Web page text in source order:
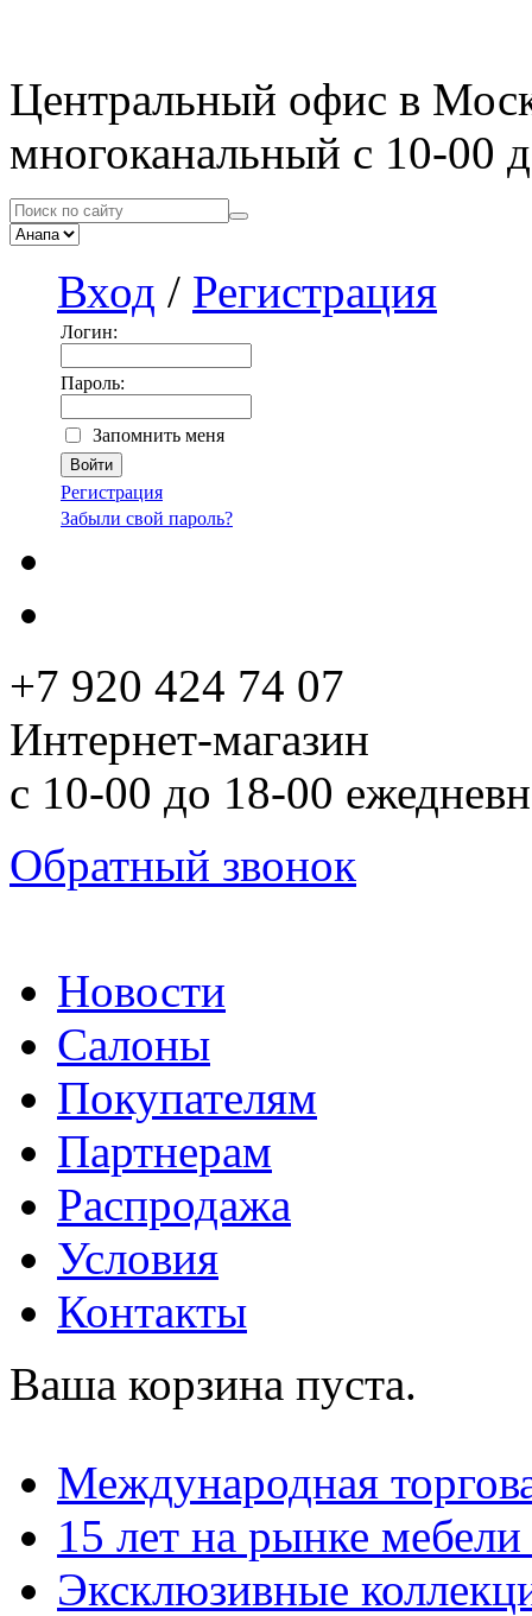
Центральный офис в
многоканальный с 10-00
Вход / Регистрация
Логин:
Пароль:
Запомнить меня
Регистрация
Забыли свой пароль?
+7 920 424 74 07
Интернет-магазин
с 10-00 до 18-00
Обратный звонок
Новости
Салоны
Покупателям
Партнерам
Распродажа
Условия
Контакты
Ваша корзина пуста.
Международная
15 лет на рынке
Эксклюзивные